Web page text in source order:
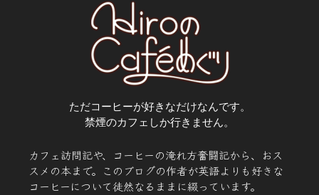
ただコーヒーが好きなだけなんです。
禁煙のカフェしか行きません。
カフェ訪問記や、コーヒーの淹れ方奮闘記から、おス
スメの本まで。このブログの作者が英語よりも好きな
コーヒーについて徒然なるままに綴っています。